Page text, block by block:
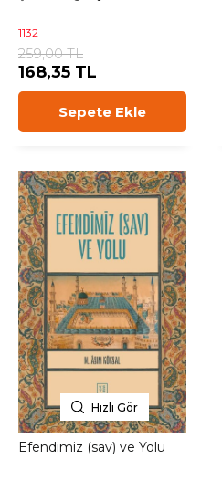
1132
259,00 TL
168,35 TL
Sepete Ekle
Hızlı Gör
Efendimiz (sav) ve Yolu